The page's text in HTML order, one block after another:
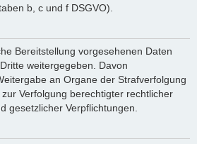
b, c und f DSGVO).
Bereitstellung vorgesehenen Daten
weitergegeben. Davon
an Organe der Strafverfolgung
Verfolgung berechtigter rechtlicher
gesetzlicher Verpflichtungen.